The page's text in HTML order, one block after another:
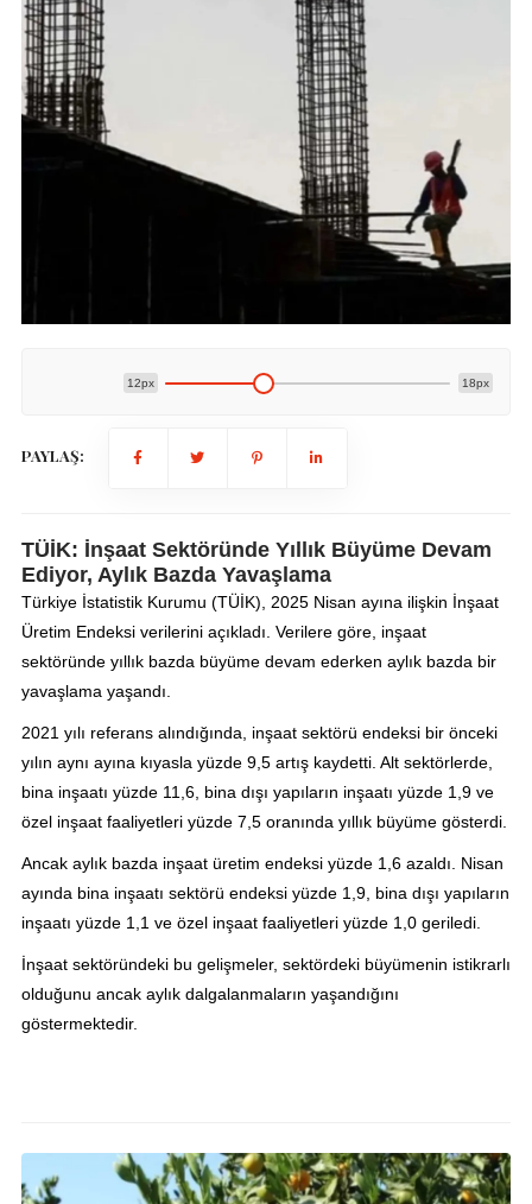
12px 18px
PAYLAŞ:
TÜİK: İnşaat Sektöründe Yıllık Büyüme Devam
Ediyor, Aylık Bazda Yavaşlama
Türkiye İstatistik Kurumu (TÜİK), 2025 Nisan ayına ilişkin İnşaat
Üretim Endeksi verilerini açıkladı. Verilere göre, inşaat
sektöründe yıllık bazda büyüme devam ederken aylık bazda bir
yavaşlama yaşandı.
2021 yılı referans alındığında, inşaat sektörü endeksi bir önceki
yılın aynı ayına kıyasla yüzde 9,5 artış kaydetti. Alt sektörlerde,
bina inşaatı yüzde 11,6, bina dışı yapıların inşaatı yüzde 1,9 ve
özel inşaat faaliyetleri yüzde 7,5 oranında yıllık büyüme gösterdi.
Ancak aylık bazda inşaat üretim endeksi yüzde 1,6 azaldı. Nisan
ayında bina inşaatı sektörü endeksi yüzde 1,9, bina dışı yapıların
inşaatı yüzde 1,1 ve özel inşaat faaliyetleri yüzde 1,0 geriledi.
İnşaat sektöründeki bu gelişmeler, sektördeki büyümenin istikrarlı
olduğunu ancak aylık dalgalanmaların yaşandığını
göstermektedir.